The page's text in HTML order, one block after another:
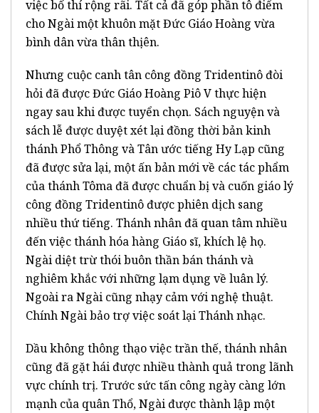
việc bố thí rộng rãi. Tất cả đã góp phần tô điểm
cho Ngài một khuôn mặt Đức Giáo Hoàng vừa
bình dân vừa thân thịên.
Nhưng cuộc canh tân công đồng Tridentinô đòi
hỏi đã được Đức Giáo Hoàng Piô V thực hiện
ngay sau khi được tuyển chọn. Sách nguyện và
sách lễ được duyệt xét lại đồng thời bản kinh
thánh Phổ Thông và Tân ước tiếng Hy Lạp cũng
đã được sửa lại, một ấn bản mới về các tác phẩm
của thánh Tôma đã được chuẩn bị và cuốn giáo lý
công đồng Tridentinô được phiên dịch sang
nhiều thứ tiếng. Thánh nhân đã quan tâm nhiều
đến việc thánh hóa hàng Giáo sĩ, khích lệ họ.
Ngài diệt trừ thói buôn thần bán thánh và
nghiêm khắc với những lạm dụng về luân lý.
Ngoài ra Ngài cũng nhạy cảm với nghệ thuật.
Chính Ngài bảo trợ việc soát lại Thánh nhạc.
Dầu không thông thạo việc trần thế, thánh nhân
cũng đã gặt hái được nhiều thành quả trong lãnh
vực chính trị. Trước sức tấn công ngày càng lớn
mạnh của quân Thổ, Ngài được thành lập một